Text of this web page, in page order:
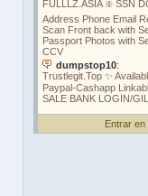
Entrar en